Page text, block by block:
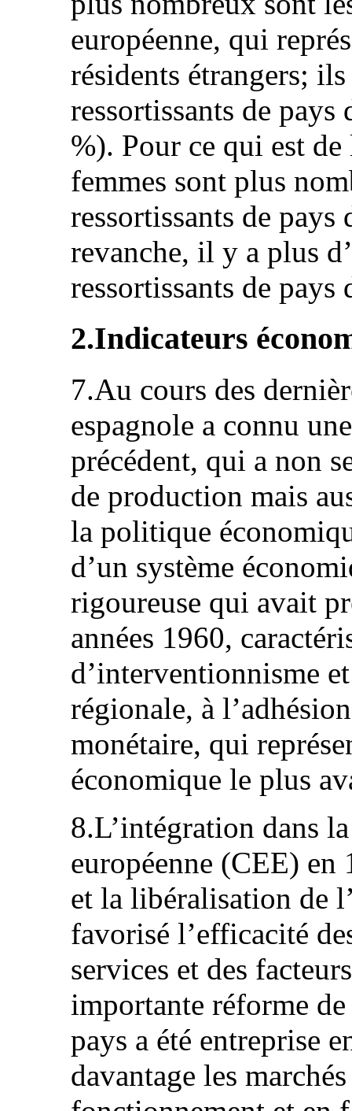
européenne, qui
résidents étrangers;
ressortissants de
%). Pour ce qui est
femmes sont plus
ressortissants de
revanche, il y a plus
ressortissants de
2.Indicateurs
7.Au cours des
espagnole a connu
précédent, qui a non
de production mais
la politique
d’un système
rigoureuse qui avait
années 1960,
d’interventionnisme
régionale, à
monétaire, qui
économique le plus
8.L’intégration dans
européenne (CEE)
et la libéralisation de
favorisé l’efficacité
services et des
importante réforme
pays a été entreprise
davantage les